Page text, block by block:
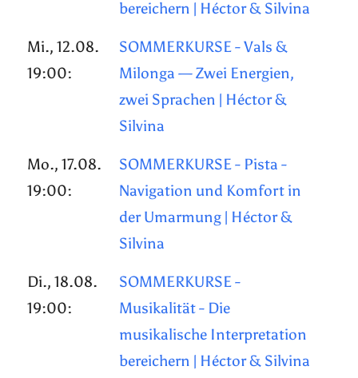
bereichern | Héctor & Silvina
Mi., 12.08.
19:00:
SOMMERKURSE - Vals &
Milonga — Zwei Energien,
zwei Sprachen | Héctor &
Silvina
Mo., 17.08.
19:00:
SOMMERKURSE - Pista -
Navigation und Komfort in
der Umarmung | Héctor &
Silvina
Di., 18.08.
19:00:
SOMMERKURSE -
Musikalität - Die
musikalische Interpretation
bereichern | Héctor & Silvina